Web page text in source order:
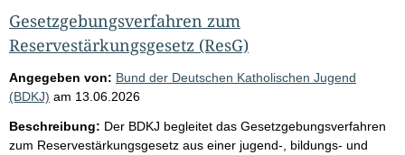
Gesetzgebungsverfahren zum
Reservestärkungsgesetz (ResG)
Angegeben von: Bund der Deutschen Katholischen Jugend
(BDKJ) am 13.06.2026
Beschreibung: Der BDKJ begleitet das Gesetzgebungsverfahren
zum Reservestärkungsgesetz aus einer jugend-, bildungs- und